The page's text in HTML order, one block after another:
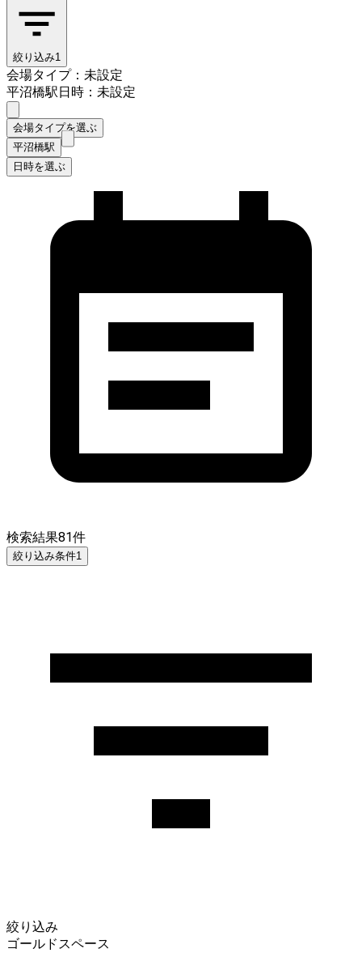
絞り込み1
会場タイプ：未設定
平沼橋駅日時：未設定
会場タイプを選ぶ
平沼橋駅
日時を選ぶ
検索結果81件
絞り込み条件1
絞り込み
ゴールドスペース